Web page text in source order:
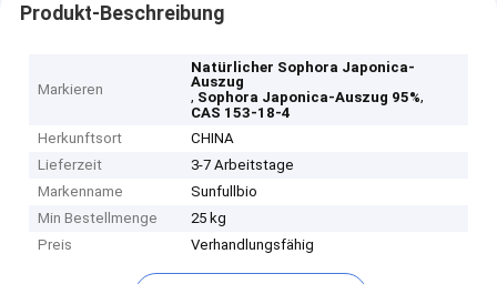
Produkt-Beschreibung
Markieren
Natürlicher Sophora Japonica-
Auszug
, Sophora Japonica-Auszug 95%,
CAS 153-18-4
Herkunftsort
CHINA
Lieferzeit
3-7 Arbeitstage
Markenname
Sunfullbio
Min Bestellmenge
25 kg
Preis
Verhandlungsfähig